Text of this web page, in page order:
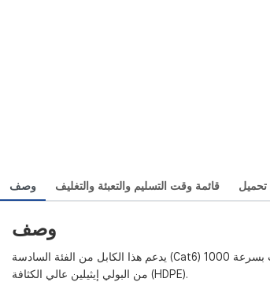
وصف قائمة وقت التسليم والتعبئة والتغليف تحميل
وصف
يدعم هذا الكابل من الفئة السادسة (Cat6) نقل البيانات بسرعة 1000 Base-T، ويوفر نطاقًا تردديًا أسرع يصل إلى 250 ميجاهرتز. ويتكون من أربعة أزواج ملتوية غير محمية من موصلات نحاسية صلبة عارية قياس 23، ويتميز بعزل
من البولي إيثيلين عالي الكثافة (HDPE).